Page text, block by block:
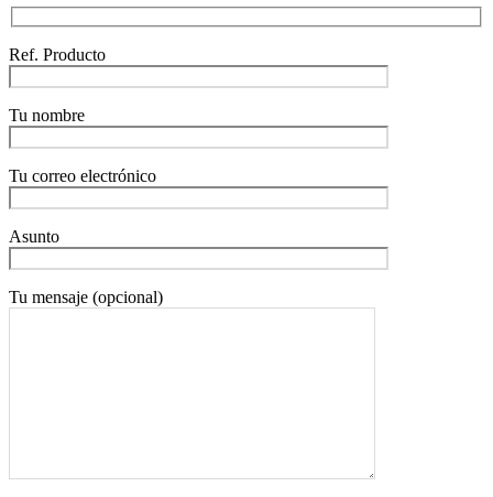
Ref. Producto
Tu nombre
Tu correo electrónico
Asunto
Tu mensaje (opcional)